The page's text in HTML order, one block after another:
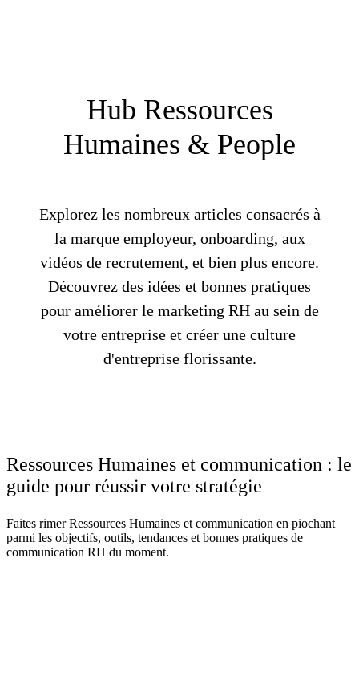
Hub Ressources
Humaines & People
Explorez les nombreux articles consacrés à
la marque employeur, onboarding, aux
vidéos de recrutement, et bien plus encore.
Découvrez des idées et bonnes pratiques
pour améliorer le marketing RH au sein de
votre entreprise et créer une culture
d'entreprise florissante.
Ressources Humaines et communication : le
guide pour réussir votre stratégie
Faites rimer Ressources Humaines et communication en piochant
parmi les objectifs, outils, tendances et bonnes pratiques de
communication RH du moment.